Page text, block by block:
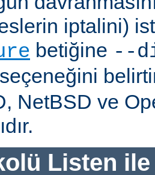
iptalini)
betiğine --
seçeneğini
NetBSD ve
Listen